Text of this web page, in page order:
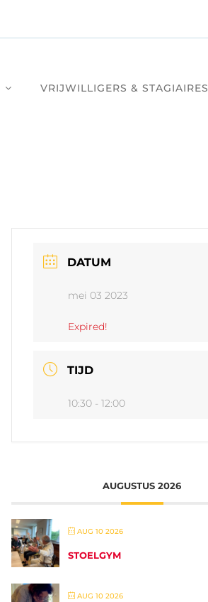
VRIJWILLIGERS & STAGIAIRES
DATUM
mei 03 2023
Expired!
TIJD
10:30 - 12:00
AUGUSTUS 2026
AUG 10 2026
STOELGYM
AUG 10 2026